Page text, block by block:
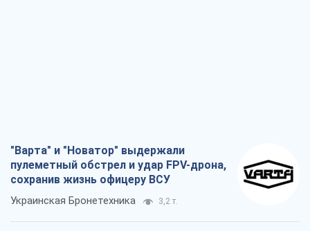
"Варта" и "Новатор" выдержали
пулеметный обстрел и удар FPV-дрона,
сохранив жизнь офицеру ВСУ
Украинская Бронетехника 3,2 т.